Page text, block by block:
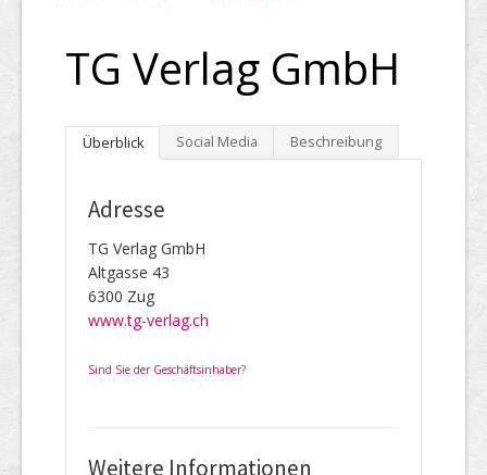
TG Verlag GmbH
Überblick Social Media Beschreibung
Adresse
TG Verlag GmbH
Altgasse 43
6300 Zug
www.tg-verlag.ch
Sind Sie der Geschäftsinhaber?
Weitere Informationen